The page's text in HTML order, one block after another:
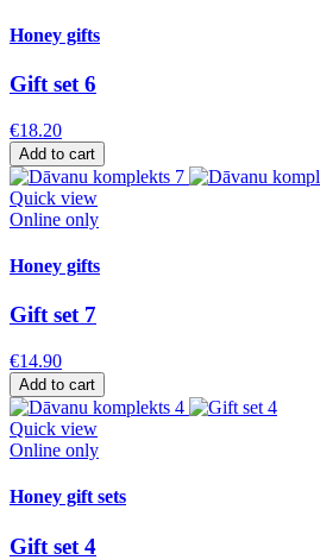
Honey gifts
Gift set 6
€18.20
Add to cart
Quick view
Online only
Honey gifts
Gift set 7
€14.90
Add to cart
Quick view
Online only
Honey gift sets
Gift set 4